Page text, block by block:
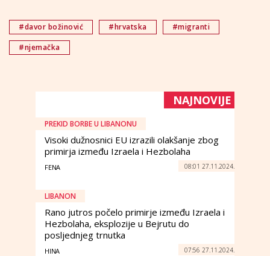
#davor božinović #hrvatska
#migranti
#njemačka
NAJNOVIJE
PREKID BORBE U LIBANONU
Visoki dužnosnici EU izrazili olakšanje zbog
primirja između Izraela i Hezbolaha
FENA 08:01 27.11.2024.
LIBANON
Rano jutros počelo primirje između Izraela i
Hezbolaha, eksplozije u Bejrutu do
posljednjeg trnutka
HINA 07:56 27.11.2024.